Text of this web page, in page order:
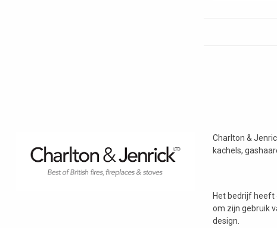
Charlton &
kachels,
Het bedrijf heeft
om zijn gebruik
design.